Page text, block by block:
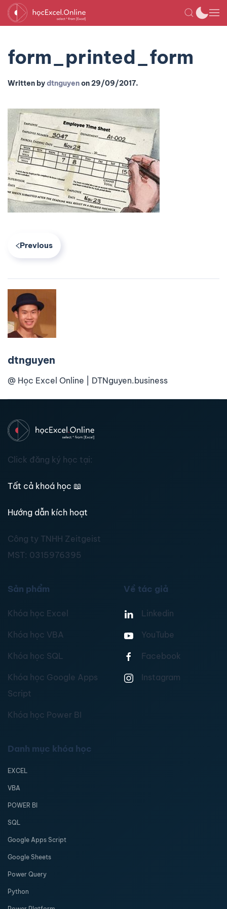
form_printed_form
Written bydtnguyenon29/09/2017.
Previous
dtnguyen
@ Học Excel Online | DTNguyen.business
Click đăng ký học tại:
Tất cả khoá học 📖
Hướng dẫn kích hoạt
Công ty TNHH Zeitgeist
MST: 0315976395
Sản phẩm
Khóa học Excel
Khóa học VBA
Khóa học SQL
Khóa học Google Apps
Script
Khóa học Power BI
Về tác giả
Linkedin
YouTube
Facebook
Instagram
Danh mục khóa học
EXCEL
VBA
POWER BI
SQL
Google Apps Script
Google Sheets
Power Query
Python